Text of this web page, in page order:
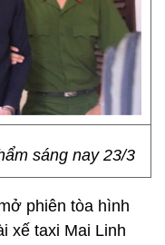
sáng nay 23/3
phiên tòa hình
xế taxi Mai Linh